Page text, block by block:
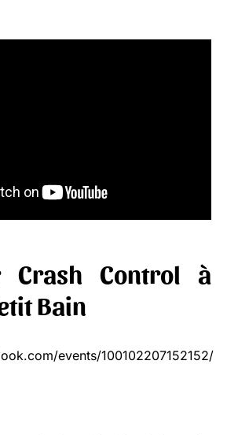
Crash Control à
Bain
events/100102207152152/